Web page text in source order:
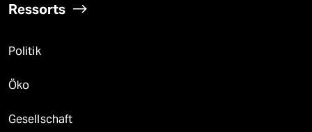
Ressorts
Politik
Öko
Gesellschaft